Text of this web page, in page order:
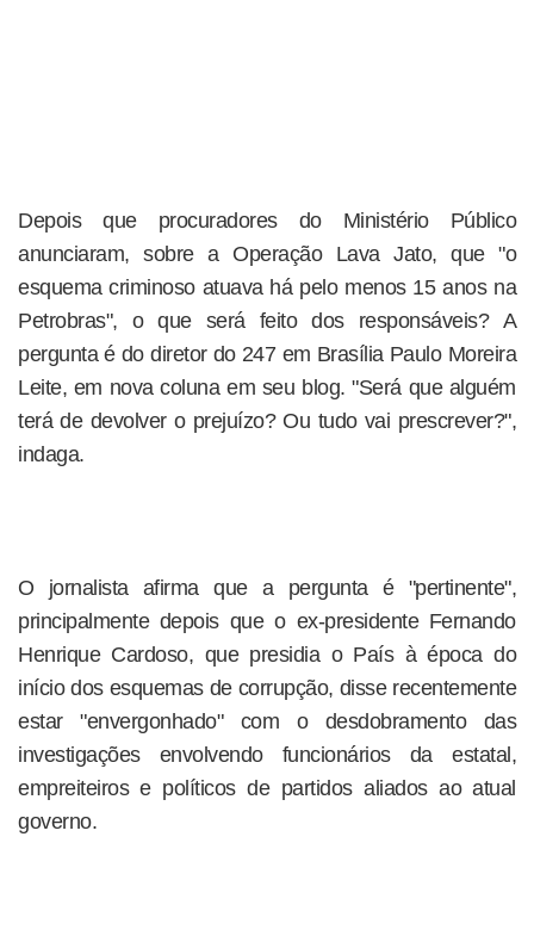
Depois que procuradores do Ministério Público
anunciaram, sobre a Operação Lava Jato, que "o
esquema criminoso atuava há pelo menos 15 anos na
Petrobras", o que será feito dos responsáveis? A
pergunta é do diretor do 247 em Brasília Paulo Moreira
Leite, em nova coluna em seu blog. "Será que alguém
terá de devolver o prejuízo? Ou tudo vai prescrever?",
indaga.
O jornalista afirma que a pergunta é "pertinente",
principalmente depois que o ex-presidente Fernando
Henrique Cardoso, que presidia o País à época do
início dos esquemas de corrupção, disse recentemente
estar "envergonhado" com o desdobramento das
investigações envolvendo funcionários da estatal,
empreiteiros e políticos de partidos aliados ao atual
governo.